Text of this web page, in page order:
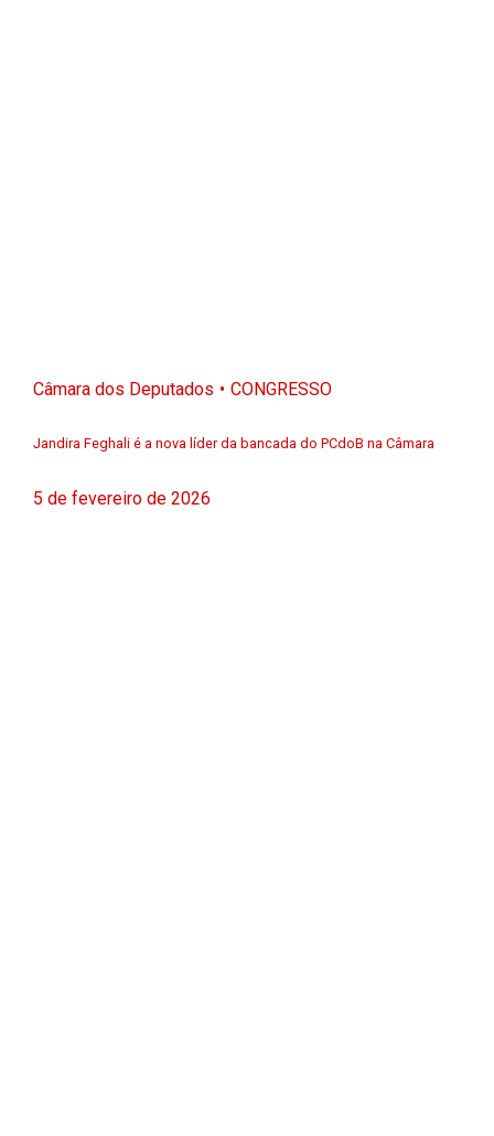
Câmara dos Deputados CONGRESSO
Jandira Feghali é a nova líder da bancada do PCdoB na Câmara
5 de fevereiro de 2026